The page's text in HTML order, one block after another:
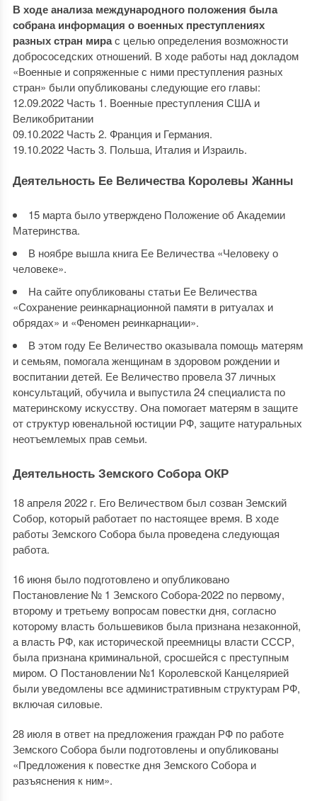
В ходе анализа международного положения была
собрана информация о военных преступлениях
разных стран мирас целью определения возможности
добрососедских отношений. В ходе работы над докладом
«Военные и сопряженные с ними преступления разных
стран» были опубликованы следующие его главы:
12.09.2022 Часть 1. Военные преступления США и
Великобритании
09.10.2022 Часть 2. Франция и Германия.
19.10.2022 Часть 3. Польша, Италия и Израиль.
Деятельность Ее Величества Королевы Жанны
15 марта было утверждено Положение об Академии
Материнства.
В ноябре вышла книга Ее Величества «Человеку о
человеке».
На сайте опубликованы статьи Ее Величества
«Сохранение реинкарнационной памяти в ритуалах и
обрядах» и «Феномен реинкарнации».
В этом году Ее Величество оказывала помощь матерям
и семьям, помогала женщинам в здоровом рождении и
воспитании детей. Ее Величество провела 37 личных
консультаций, обучила и выпустила 24 специалиста по
материнскому искусству. Она помогает матерям в защите
от структур ювенальной юстиции РФ, защите натуральных
неотъемлемых прав семьи.
Деятельность Земского Собора ОКР
18 апреля 2022 г. Его Величеством был созван Земский
Собор, который работает по настоящее время. В ходе
работы Земского Собора была проведена следующая
работа.
16 июня было подготовлено и опубликовано
Постановление № 1 Земского Собора-2022 по первому,
второму и третьему вопросам повестки дня, согласно
которому власть большевиков была признана незаконной,
а власть РФ, как исторической преемницы власти СССР,
была признана криминальной, сросшейся с преступным
миром. О Постановлении №1 Королевской Канцелярией
были уведомлены все административным структурам РФ,
включая силовые.
28 июля в ответ на предложения граждан РФ по работе
Земского Собора были подготовлены и опубликованы
«Предложения к повестке дня Земского Собора и
разъяснения к ним».